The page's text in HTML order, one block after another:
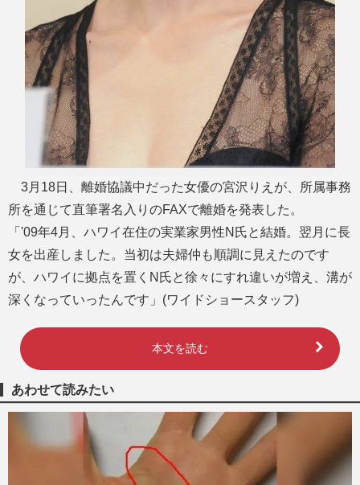
3月18日、離婚協議中だった女優の宮沢りえが、所属事務
所を通じて直筆署名入りのFAXで離婚を発表した。
「'09年4月、ハワイ在住の実業家男性N氏と結婚。翌月に長
女を出産しました。当初は夫婦仲も順調に見えたのです
が、ハワイに拠点を置くN氏と徐々にすれ違いが増え、溝が
深くなっていったんです」(ワイドショースタッフ)
本文を読む
あわせて読みたい